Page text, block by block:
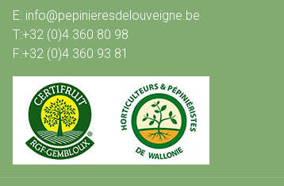
E: info@pepinieresdelouveigne.be
T:+32 (0)4 360 80 98
F:+32 (0)4 360 93 81